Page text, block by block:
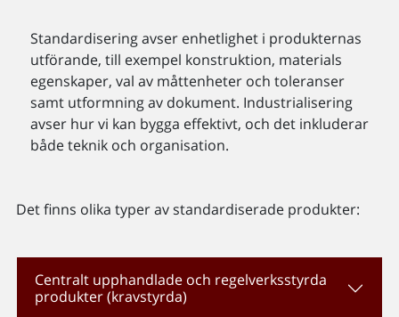
Standardisering avser enhetlighet i produkternas
utförande, till exempel konstruktion, materials
egenskaper, val av måttenheter och toleranser
samt utformning av dokument. Industrialisering
avser hur vi kan bygga effektivt, och det inkluderar
både teknik och organisation.
Det finns olika typer av standardiserade produkter:
Centralt upphandlade och regelverksstyrda
produkter (kravstyrda)